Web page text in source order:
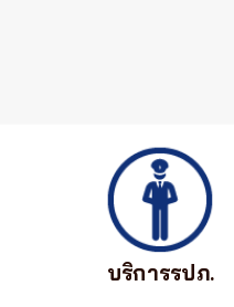
บริการรปภ.